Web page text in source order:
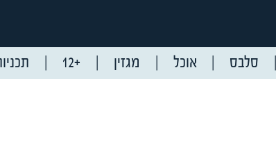
סלבס אוכל מגזין +12